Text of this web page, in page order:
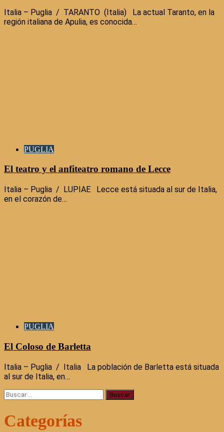
Italia – Puglia / TARANTO (Italia) La actual Taranto, en la
región italiana de Apulia, es conocida…
PUGLIA
El teatro y el anfiteatro romano de Lecce
Italia – Puglia / LUPIAE Lecce está situada al sur de Italia,
en el corazón de…
PUGLIA
El Coloso de Barletta
Italia – Puglia / Italia La población de Barletta está situada
al sur de Italia, en…
Buscar:
Categorías